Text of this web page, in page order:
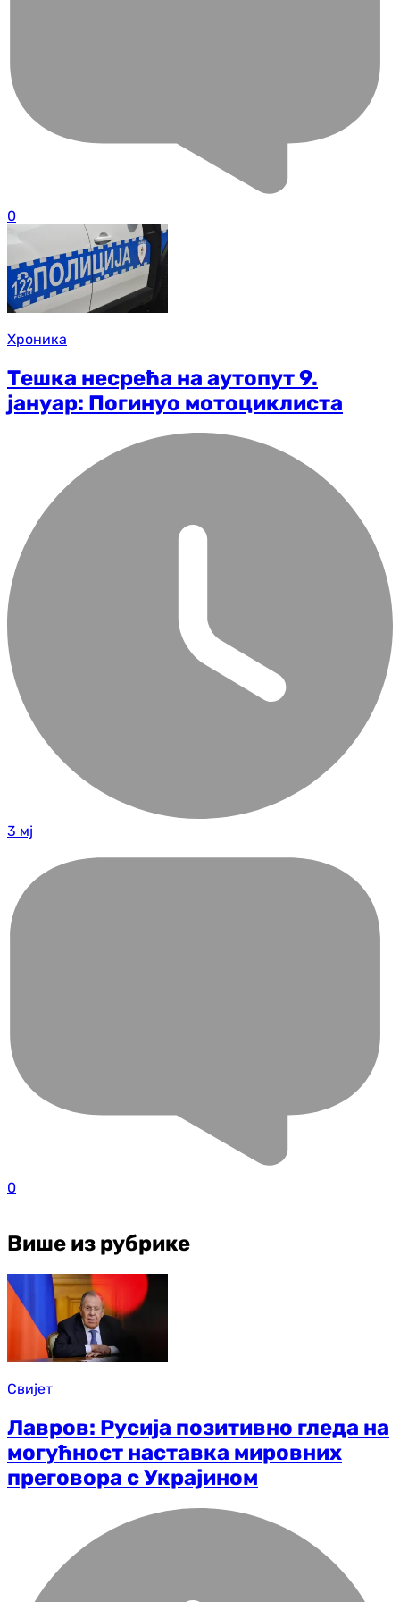
0
Хроника
Тешка несрећа на аутопут 9.
јануар: Погинуо мотоциклиста
3 мј
0
Више из рубрике
Свијет
Лавров: Русија позитивно гледа на
могућност наставка мировних
преговора с Украјином